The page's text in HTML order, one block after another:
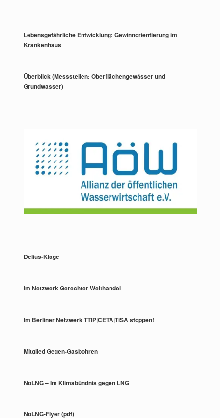
Lebensgefährliche Entwicklung: Gewinnorientierung im
Krankenhaus
Überblick (Messstellen: Oberflächengewässer und
Grundwasser)
Delius-Klage
Im Netzwerk Gerechter Welthandel
Im Berliner Netzwerk TTIP|CETA|TiSA stoppen!
Mitglied Gegen-Gasbohren
NoLNG – Im Klimabündnis gegen LNG
NoLNG-Flyer (pdf)